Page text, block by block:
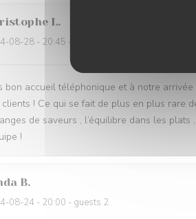
L
08-28 - 20:45 - guests 4
bon accueil téléphonique et à notre
clients ! Ce qui se fait de plus en plus rare
de saveurs , l’équilibre dans les
!
B
08-24 - 20:00 - guests 2